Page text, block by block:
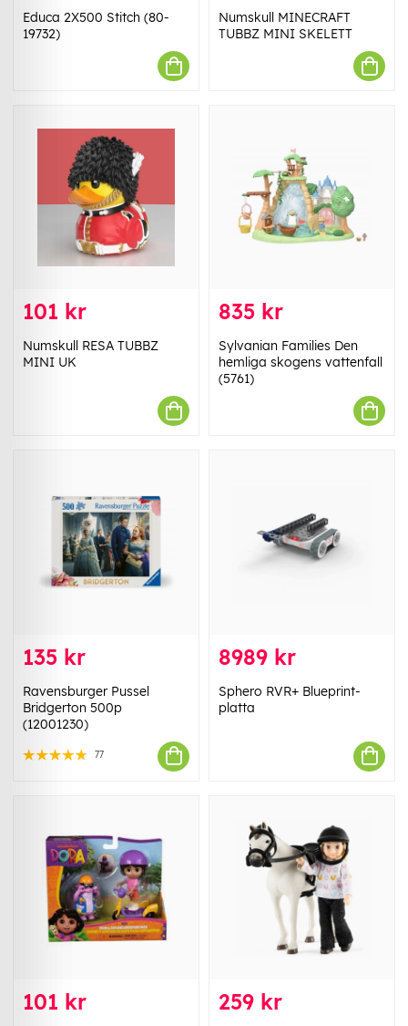
Educa 2X500 Stitch (80-
19732)
Numskull MINECRAFT
TUBBZ MINI SKELETT
101 kr
Numskull RESA TUBBZ
MINI UK
835 kr
Sylvanian Families Den
hemliga skogens vattenfall
(5761)
135 kr
Ravensburger Pussel
Bridgerton 500p
(12001230)
77
8989 kr
Sphero RVR+ Blueprint-
platta
101 kr 259 kr